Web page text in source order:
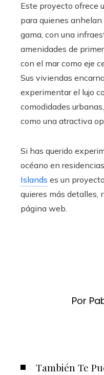
Este proyecto ofrece
para quienes
gama, con una
amenidades de
con el mar como eje
Sus viviendas
experimentar el lujo
comodidades
como una atractiva
Si has querido
océano en
Islands es un
quieres más detalles,
página web.
Por
También Te